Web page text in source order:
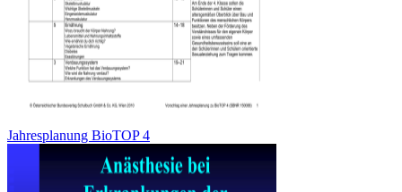
Jahresplanung BioTOP 4